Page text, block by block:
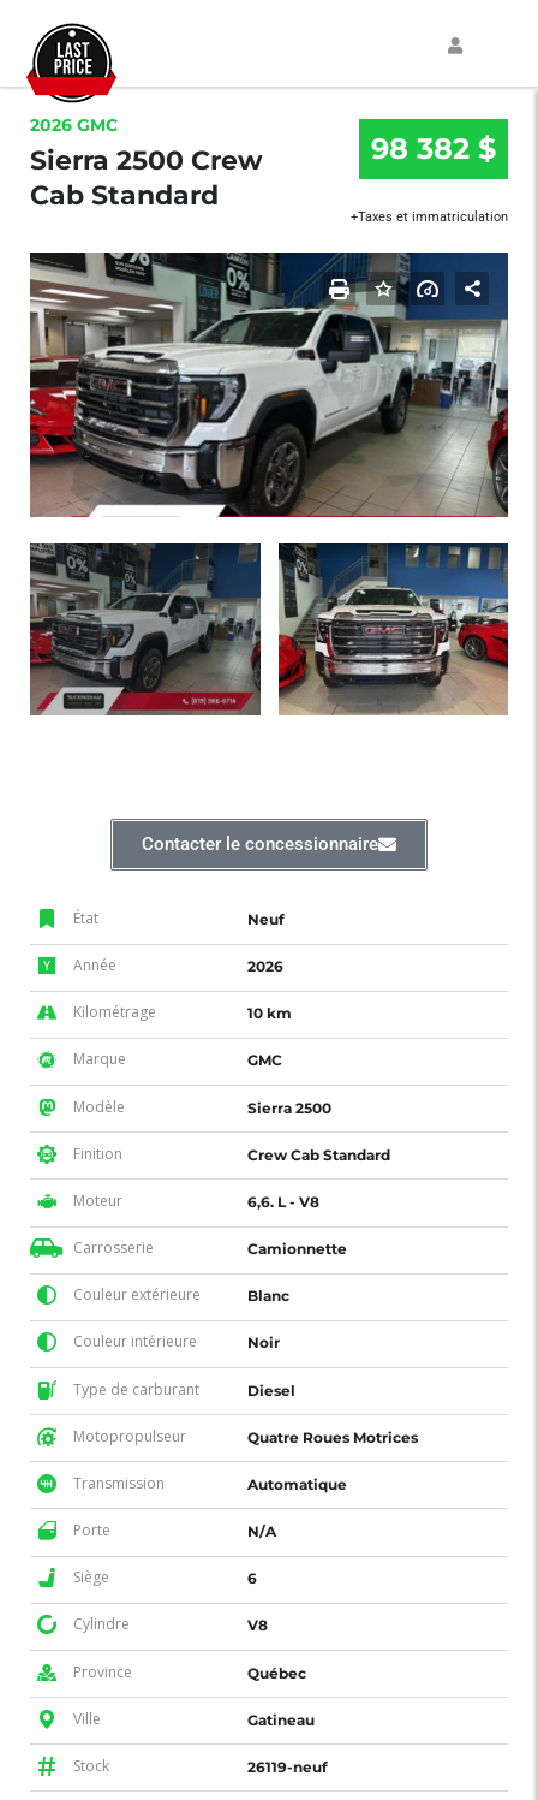
2026 GMC
Sierra 2500 Crew
Cab Standard
98 382 $
+Taxes et immatriculation
Contacter le concessionnaire
État Neuf
Année 2026
Kilométrage 10 km
Marque GMC
Modèle Sierra 2500
Finition Crew Cab Standard
Moteur 6,6. L - V8
Carrosserie Camionnette
Couleur extérieure Blanc
Couleur intérieure Noir
Type de carburant Diesel
Motopropulseur Quatre Roues Motrices
Transmission Automatique
Porte N/A
Siège 6
Cylindre V8
Province Québec
Ville Gatineau
Stock 26119-neuf